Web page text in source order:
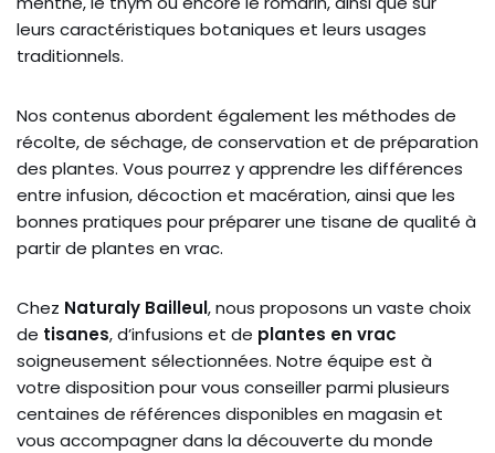
leurs caractéristiques botaniques et leurs usages
traditionnels.
Nos contenus abordent également les méthodes de
récolte, de séchage, de conservation et de préparation
des plantes. Vous pourrez y apprendre les différences
entre infusion, décoction et macération, ainsi que les
bonnes pratiques pour préparer une tisane de qualité à
partir de plantes en vrac.
Chez Naturaly Bailleul, nous proposons un vaste choix
de tisanes, d’infusions et de plantes en vrac
soigneusement sélectionnées. Notre équipe est à
votre disposition pour vous conseiller parmi plusieurs
centaines de références disponibles en magasin et
vous accompagner dans la découverte du monde